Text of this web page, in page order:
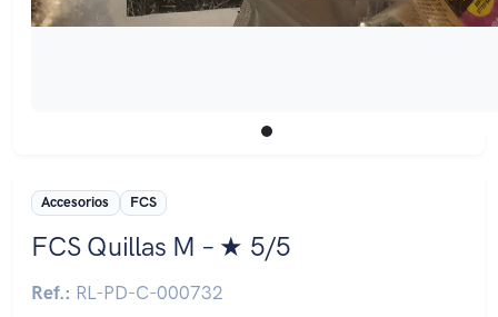
Accesorios FCS
FCS Quillas M – ★ 5/5
Ref.: RL-PD-C-000732